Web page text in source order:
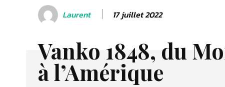
Laurent 17 juillet 2022
Vanko 1848, du
à l’Amérique